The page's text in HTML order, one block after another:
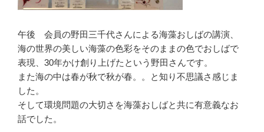
午後 会員の野田三千代さんによる海藻おしばの講演、
海の世界の美しい海藻の色彩をそのままの色でおしばで
表現、30年かけ創り上げたという野田さんです。
また海の中は春が秋で秋が春。。と知り不思議さ感じま
した。
そして環境問題の大切さを海藻おしばと共に有意義なお
話でした。